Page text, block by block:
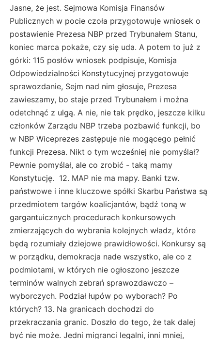
Jasne, że jest. Sejmowa Komisja Finansów
Publicznych w pocie czoła przygotowuje wniosek o
postawienie Prezesa NBP przed Trybunałem Stanu,
koniec marca pokaże, czy się uda. A potem to już z
górki: 115 posłów wniosek podpisuje, Komisja
Odpowiedzialności Konstytucyjnej przygotowuje
sprawozdanie, Sejm nad nim głosuje, Prezesa
zawieszamy, bo staje przed Trybunałem i można
odetchnąć z ulgą. A nie, nie tak prędko, jeszcze kilku
członków Zarządu NBP trzeba pozbawić funkcji, bo
w NBP Wiceprezes zastępuje nie mogącego pełnić
funkcji Prezesa. Nikt o tym wcześniej nie pomyślał?
Pewnie pomyślał, ale co zrobić - taką mamy
Konstytucję. 12. MAP nie ma mapy. Banki tzw.
państwowe i inne kluczowe spółki Skarbu Państwa są
przedmiotem targów koalicjantów, bądź toną w
gargantuicznych procedurach konkursowych
zmierzających do wybrania kolejnych władz, które
będą rozumiały dziejowe prawidłowości. Konkursy są
w porządku, demokracja nade wszystko, ale co z
podmiotami, w których nie ogłoszono jeszcze
terminów walnych zebrań sprawozdawczo –
wyborczych. Podział łupów po wyborach? Po
których? 13. Na granicach dochodzi do
przekraczania granic. Doszło do tego, że tak dalej
być nie może. Jedni migranci legalni, inni mniej,